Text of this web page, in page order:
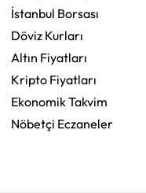
İstanbul Borsası
Döviz Kurları
Altın Fiyatları
Kripto Fiyatları
Ekonomik Takvim
Nöbetçi Eczaneler